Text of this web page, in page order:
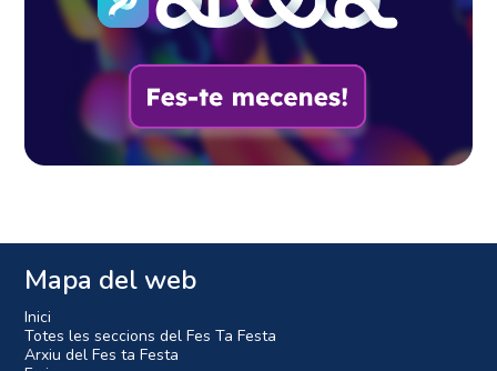
Mapa del web
Inici
Totes les seccions del Fes Ta Festa
Arxiu del Fes ta Festa